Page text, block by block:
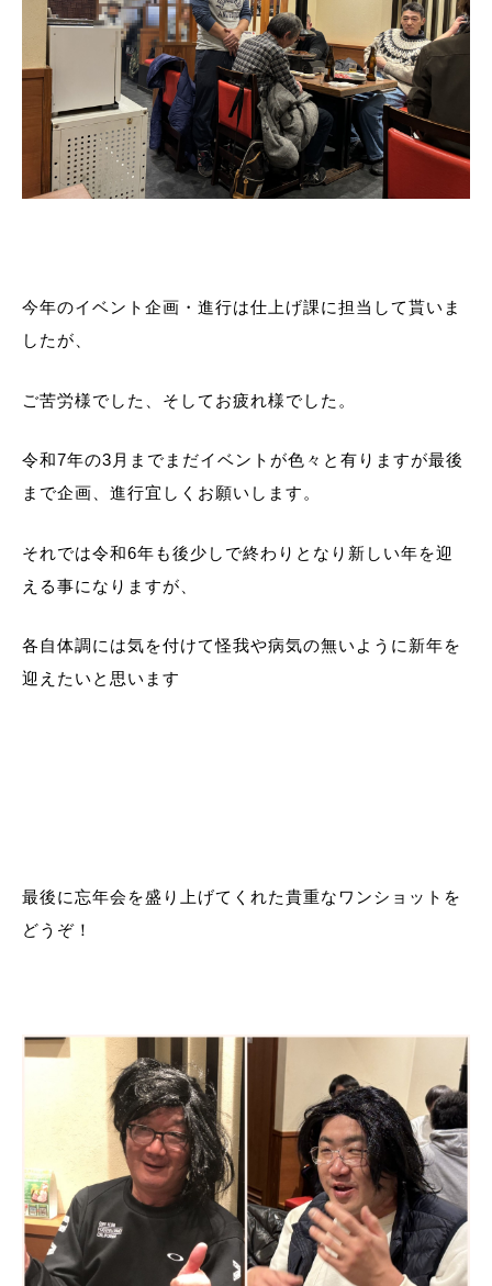
今年のイベント企画・進行は仕上げ課に担当して貰いま
したが、
ご苦労様でした、そしてお疲れ様でした。
令和7年の3月までまだイベントが色々と有りますが最後
まで企画、進行宜しくお願いします。
それでは令和6年も後少しで終わりとなり新しい年を迎
える事になりますが、
各自体調には気を付けて怪我や病気の無いように新年を
迎えたいと思います
最後に忘年会を盛り上げてくれた貴重なワンショットを
どうぞ！